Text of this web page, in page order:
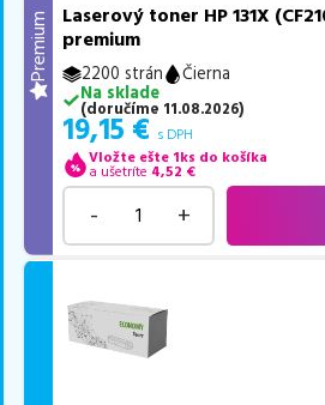
Premium
Laserový toner HP 131X
premium
2200 strán
Čierna
Na sklade
(doručíme 11.08.2026)
19,15 € s DPH
Vložte ešte 1ks do košíka
a ušetríte 4,52 €
- +